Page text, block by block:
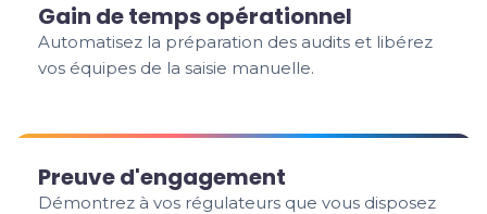
Gain de temps opérationnel
Automatisez la préparation des audits et libérez
vos équipes de la saisie manuelle.
Preuve d'engagement
Démontrez à vos régulateurs que vous disposez